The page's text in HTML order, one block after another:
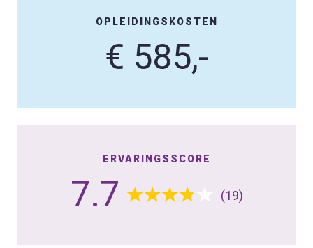
OPLEIDINGSKOSTEN
€ 585,-
ERVARINGSSCORE
7.7 (19)